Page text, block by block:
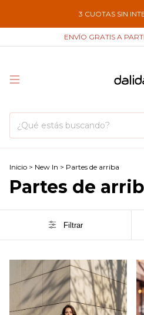
3 CUOTAS SIN INTERÉS 3
ENVÍO GRATIS A
Inicio > New In > Partes de arriba
Partes de
Filtrar